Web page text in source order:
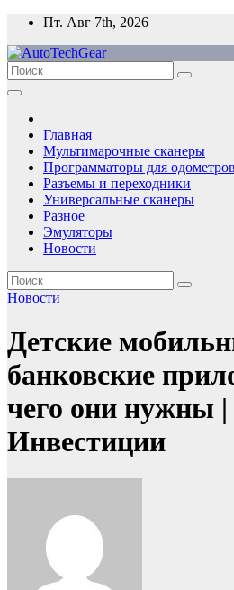
Перейти
содержимому
Пт. Авг 7th, 2026
Главная
Мультимарочные сканеры
Программаторы для одометров
Разъемы и переходники
Универсальные сканеры
Разное
Эмуляторы
Новости
Новости
Детские
банковские
чего они нужны
Инвестиции